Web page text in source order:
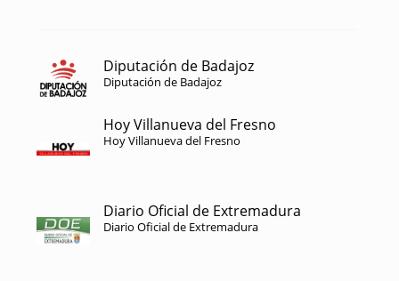
Diputación de Badajoz
Diputación de Badajoz
Hoy Villanueva del Fresno
Hoy Villanueva del Fresno
Diario Oficial de Extremadura
Diario Oficial de Extremadura